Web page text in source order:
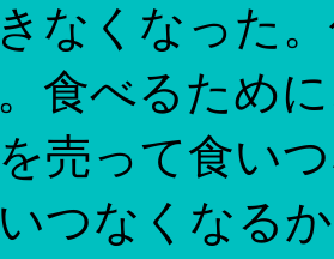
なくなった
食べるため
売って食い
つなくなる